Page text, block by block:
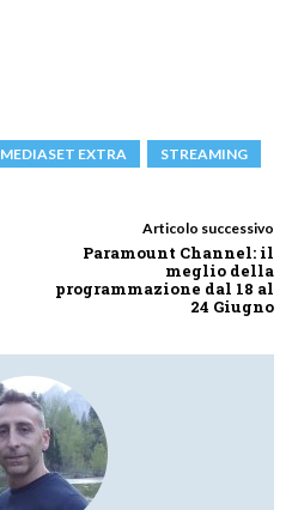
MEDIASET EXTRA STREAMING
Articolo successivo
Paramount Channel: il
meglio della
programmazione dal 18 al
24 Giugno